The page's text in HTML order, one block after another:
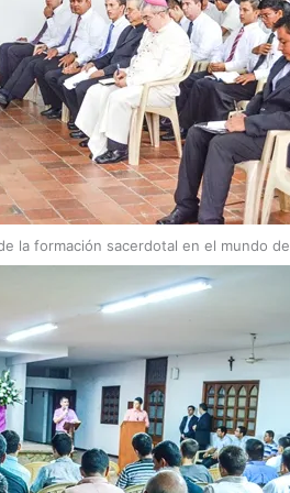
la formación sacerdotal en el mundo